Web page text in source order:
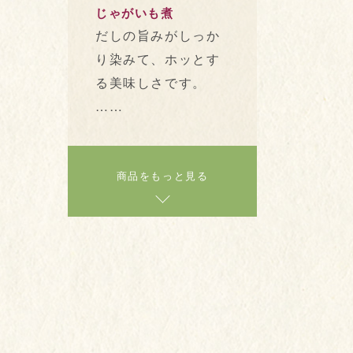
じゃがいも煮
だしの旨みがしっか
り染みて、ホッとす
る美味しさです。
……
商品をもっと見る